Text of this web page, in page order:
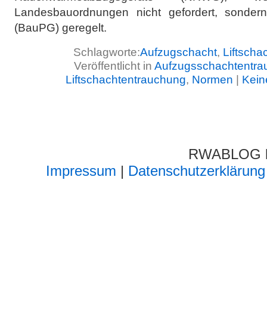
Landesbauordnungen nicht gefordert,
(BauPG) geregelt.
Schlagworte:Aufzugschacht,
Veröffentlicht in
Liftschachtentrauchung, Normen |
Impressum | Datenschutzerklärung